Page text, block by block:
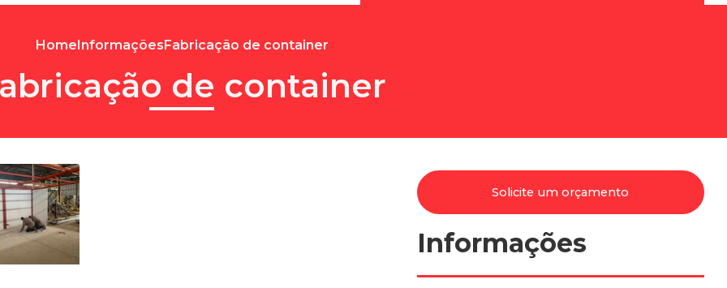
HomeInformaçõesFabricação de container
de container
Solicite um orçamento
Informações